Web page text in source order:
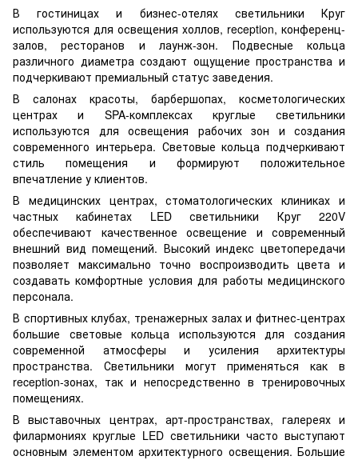
В гостиницах и бизнес-отелях светильники Круг
используются для освещения холлов, reception, конференц-
залов, ресторанов и лаунж-зон. Подвесные кольца
различного диаметра создают ощущение пространства и
подчеркивают премиальный статус заведения.
В салонах красоты, барбершопах, косметологических
центрах и SPA-комплексах круглые светильники
используются для освещения рабочих зон и создания
современного интерьера. Световые кольца подчеркивают
стиль помещения и формируют положительное
впечатление у клиентов.
В медицинских центрах, стоматологических клиниках и
частных кабинетах LED светильники Круг 220V
обеспечивают качественное освещение и современный
внешний вид помещений. Высокий индекс цветопередачи
позволяет максимально точно воспроизводить цвета и
создавать комфортные условия для работы медицинского
персонала.
В спортивных клубах, тренажерных залах и фитнес-центрах
большие световые кольца используются для создания
современной атмосферы и усиления архитектуры
пространства. Светильники могут применяться как в
reception-зонах, так и непосредственно в тренировочных
помещениях.
В выставочных центрах, арт-пространствах, галереях и
филармониях круглые LED светильники часто выступают
основным элементом архитектурного освещения. Большие